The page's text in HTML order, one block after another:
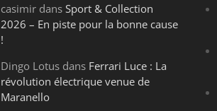
casimir dansSport & Collection
2026 – En piste pour la bonne cause
!
Dingo Lotus dans Ferrari Luce : La
révolution électrique venue de
Maranello